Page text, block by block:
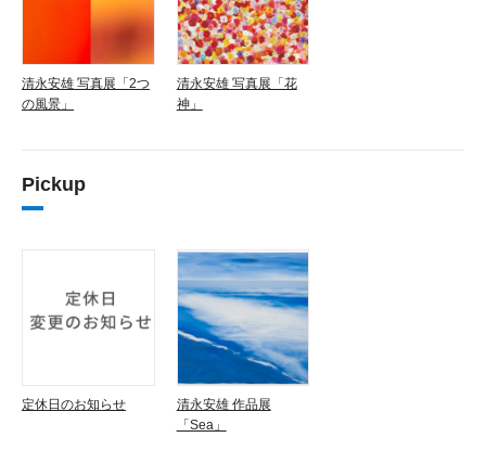
清永安雄 写真展「2つ
の風景」
清永安雄 写真展「花
神」
Pickup
定休日のお知らせ
清永安雄 作品展
「Sea」